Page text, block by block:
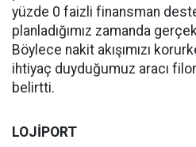
yüzde 0 faizli finansman
planladığımız zamanda
Böylece nakit akışımızı
ihtiyaç duyduğumuz aracı
belirtti.
LOJİPORT